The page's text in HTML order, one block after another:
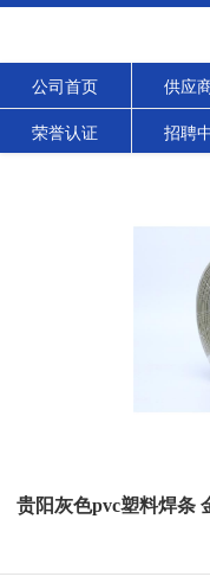
公司首页 供应
荣誉认证 招聘
贵阳灰色pvc塑料焊条